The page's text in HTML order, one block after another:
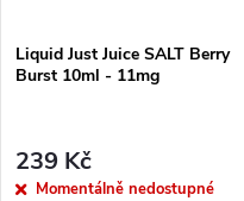
Liquid Just Juice SALT Berry
Burst 10ml - 11mg
239 Kč
Momentálně nedostupné